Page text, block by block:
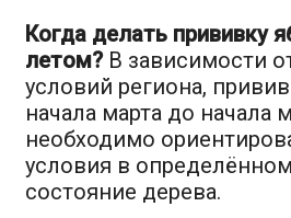
Когда делать прививку
летом?В зависимости
условий региона,
начала марта до начала
необходимо
условия в
состояние дерева.